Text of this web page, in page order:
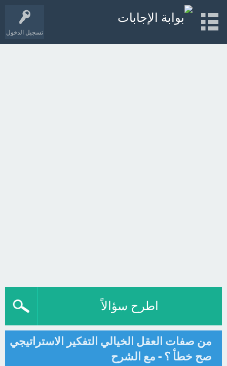
تسجيل الدخول
اطرح سؤالاً
من صفات العقل الخيالي التفكير الاستراتيجي
صح خطأ ؟ - مع الشرح